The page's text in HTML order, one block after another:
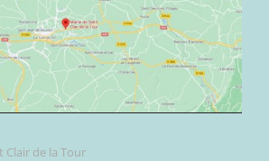
Clair de la Tour